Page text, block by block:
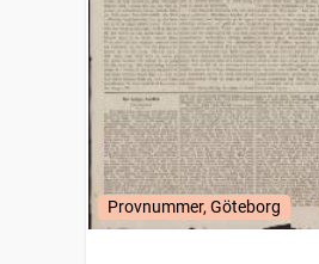
Provnummer, Göteborg